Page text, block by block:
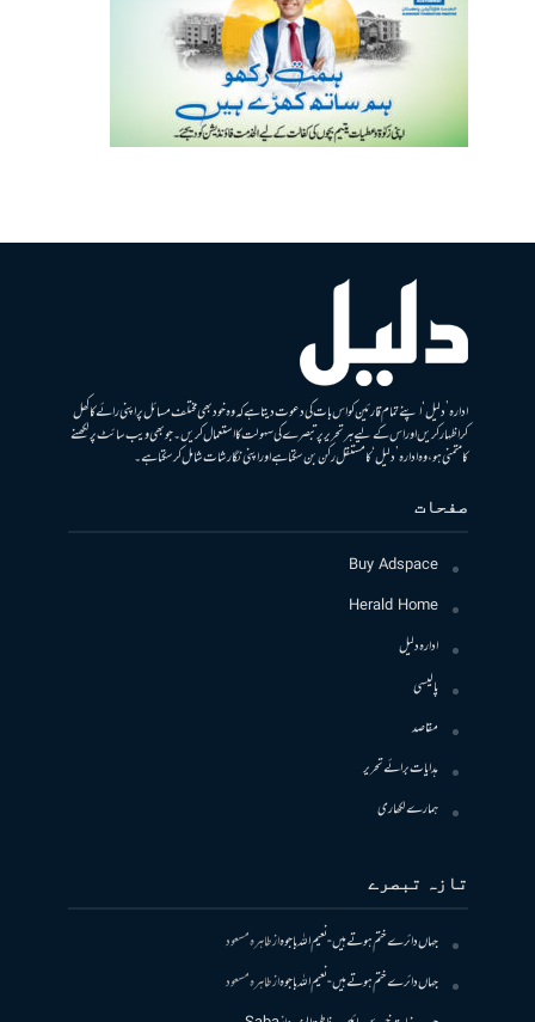
ادارہ ’دلیل‘ اپنے تمام قارئین کو اس بات کی دعوت دیتا ہے کہ وہ خود بھی مختلف مسائل پر اپنی رائے کا کھل
کر اظہار کریں اور اس کے لیے ہر تحریر پر تبصرے کی سہولت کا استعمال کریں۔ جو بھی ویب سائٹ پر لکھنے
کا متمنی ہو، وہ ادارہ ’دلیل‘ کا مستقل رکن بن سکتا ہے اور اپنی نگارشات شامل کرسکتا ہے۔
صفحات
Buy Adspace
Herald Home
ادارہ دلیل
پالیسی
مقاصد
ہدایات برائے تحریر
ہمارے لکھاری
تازہ تبصرے
جہاں دائرے ختم ہوتے ہیں- نعیم اللہ باجوہازطاہرہ مسعود
جہاں دائرے ختم ہوتے ہیں- نعیم اللہ باجوہازطاہرہ مسعود